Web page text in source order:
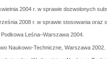
2004 r. w sprawie dozwolonych
2008 r. w sprawie stosowania oraz
Leśna–Warszawa 2004.
Naukowo-Techniczne, Warszawa 2002.